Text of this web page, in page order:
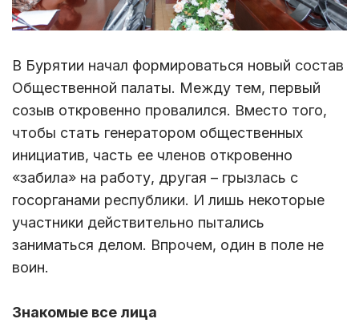
В Бурятии начал формироваться новый состав
Общественной палаты. Между тем, первый
созыв откровенно провалился. Вместо того,
чтобы стать генератором общественных
инициатив, часть ее членов откровенно
«забила» на работу, другая – грызлась с
госорганами республики. И лишь некоторые
участники действительно пытались
заниматься делом. Впрочем, один в поле не
воин.
Знакомые все лица